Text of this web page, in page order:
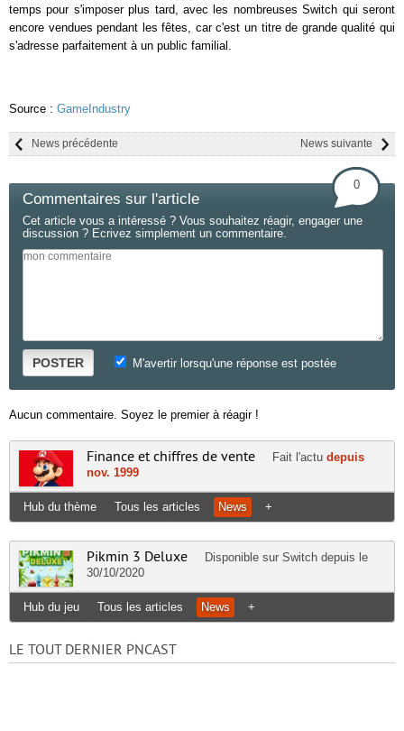
temps pour s'imposer plus tard, avec les nombreuses Switch qui seront
encore vendues pendant les fêtes, car c'est un titre de grande qualité qui
s'adresse parfaitement à un public familial.
Source : GameIndustry
News suivante
News précédente
Commentaires sur l'article
0
Cet article vous a intéressé ? Vous souhaitez réagir, engager une
discussion ? Ecrivez simplement un commentaire.
POSTER M'avertir lorsqu'une réponse est postée
Aucun commentaire. Soyez le premier à réagir !
Finance et chiffres de vente Fait l'actu depuis
nov. 1999
Hub du thème Tous les articles News +
Pikmin 3 Deluxe Disponible sur Switch depuis le
30/10/2020
Hub du jeu Tous les articles News +
LE TOUT DERNIER PNCAST